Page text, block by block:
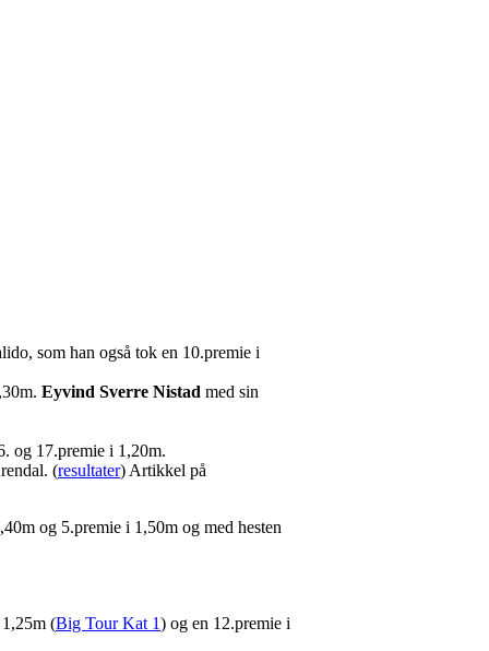
som han også tok en 10.premie i
Eyvind Sverre Nistad med sin
og 17.premie i 1,20m.
(resultater) Artikkel på
og 5.premie i 1,50m og med hesten
(Big Tour Kat 1) og en 12.premie i